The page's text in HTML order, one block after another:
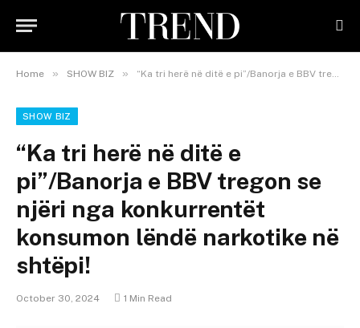
Home » SHOW BIZ » “Ka tri herë në ditë e pi”/Banorja e BBV tregon se njëri nga konkurrentët konsumon lëndë narkotike në shtëpi!
SHOW BIZ
“Ka tri herë në ditë e
pi”/Banorja e BBV tregon se
njëri nga konkurrentët
konsumon lëndë narkotike në
shtëpi!
October 30, 2024 1 Min Read